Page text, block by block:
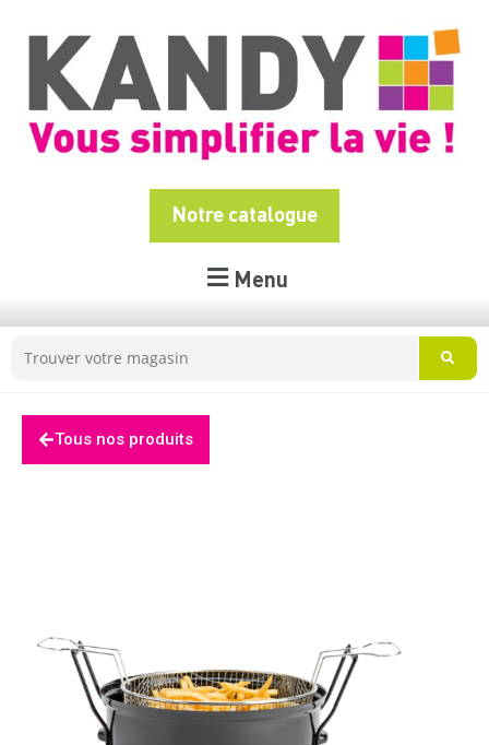
Menu
Notre catalogue
Tous nos produits